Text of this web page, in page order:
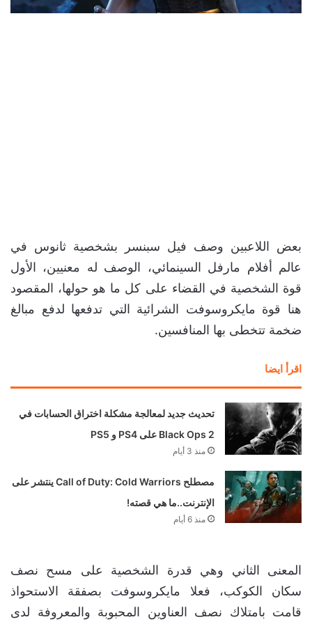
بعض اللاعبين وصف فيل سبنسر بشخصية ثانوس في
عالم أفلام مارفل السينمائي، الوصف له معنيين، الأول
قوة الشخصية في القضاء على كل ما هو حولها، المقصود
هنا قوة مايكروسوفت الشرائية التي تدفعها لدفع مبالغ
ضخمة تتخطى بها المنافسين.
اقرأ ايضا
تحديث جديد لمعالجة مشكلة اختراق الحسابات في
Black Ops 2 على PS4 و PS5
منذ 3 أيام
مصطلح Call of Duty: Cold Warriors ينتشر على
الإنترنت..ما هي قصته!
منذ 6 أيام
المعنى الثاني وهي قدرة الشخصية على مسح نصف
سكان الكوكب، فعلا مايكروسوفت بصفقة الاستحواذ
قامت بامتلاك نصف العناوين المحبوبة والمعروفة لدى